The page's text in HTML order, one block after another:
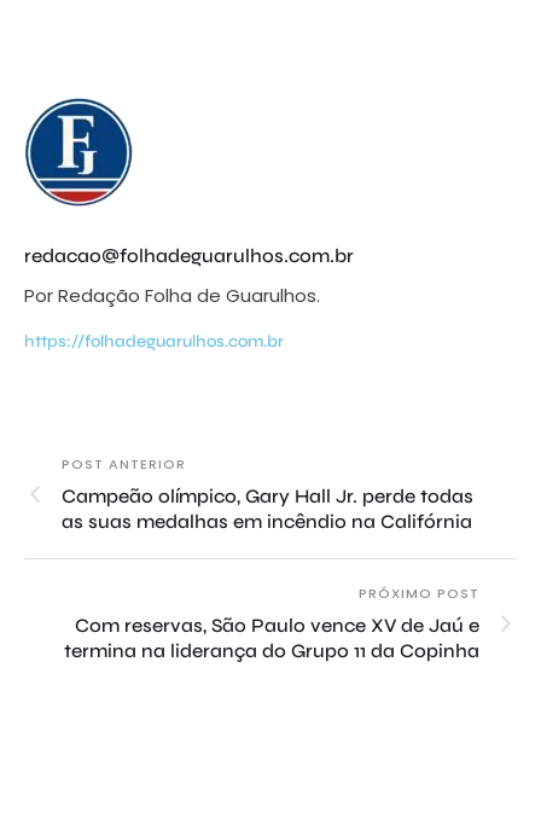
redacao@folhadeguarulhos.com.br
Por Redação Folha de Guarulhos.
https://folhadeguarulhos.com.br
POST ANTERIOR
Campeão olímpico, Gary Hall Jr. perde todas
as suas medalhas em incêndio na Califórnia
PRÓXIMO POST
Com reservas, São Paulo vence XV de Jaú e
termina na liderança do Grupo 11 da Copinha